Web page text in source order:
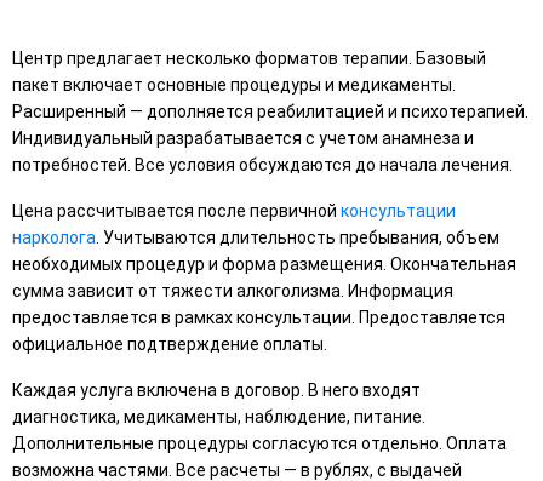
Центр предлагает несколько форматов терапии. Базовый
пакет включает основные процедуры и медикаменты.
Расширенный — дополняется реабилитацией и психотерапией.
Индивидуальный разрабатывается с учетом анамнеза и
потребностей. Все условия обсуждаются до начала лечения.
Цена рассчитывается после первичной консультации
нарколога . Учитываются длительность пребывания, объем
необходимых процедур и форма размещения. Окончательная
сумма зависит от тяжести алкоголизма. Информация
предоставляется в рамках консультации. Предоставляется
официальное подтверждение оплаты.
Каждая услуга включена в договор. В него входят
диагностика, медикаменты, наблюдение, питание.
Дополнительные процедуры согласуются отдельно. Оплата
возможна частями. Все расчеты — в рублях, с выдачей